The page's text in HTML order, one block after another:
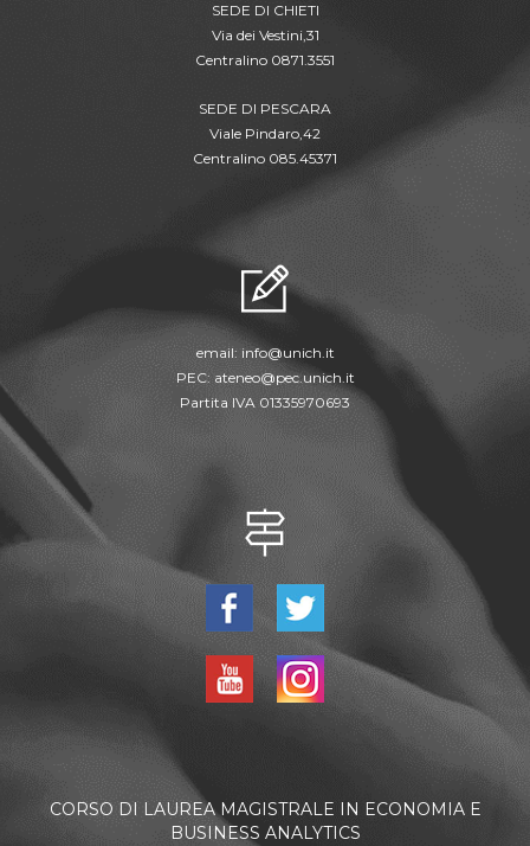
SEDE DI CHIETI
Via dei Vestini,31
Centralino 0871.3551
SEDE DI PESCARA
Viale Pindaro,42
Centralino 085.45371
email: info@unich.it
PEC: ateneo@pec.unich.it
Partita IVA 01335970693
CORSO DI LAUREA MAGISTRALE IN ECONOMIA E
BUSINESS ANALYTICS